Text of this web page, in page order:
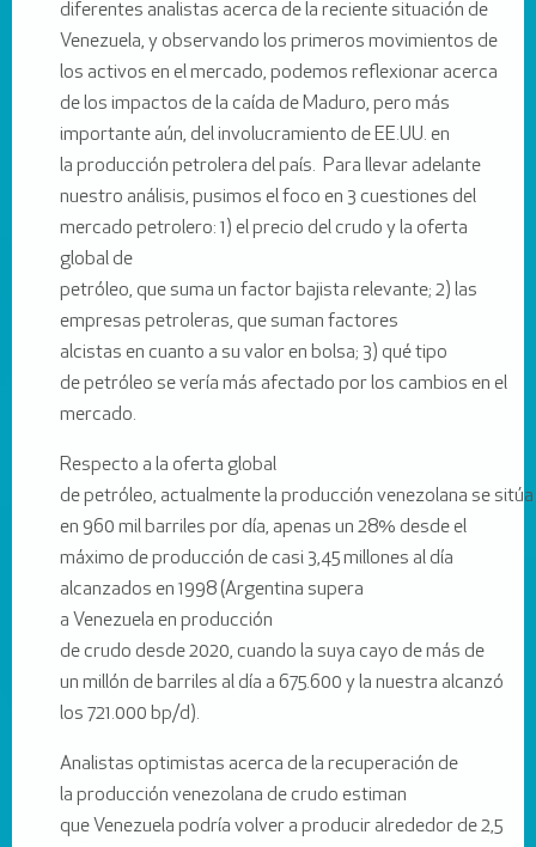
diferentes analistas acerca de la reciente situación de
Venezuela, y observando los primeros movimientos de
los activos en el mercado, podemos reflexionar acerca
de los impactos de la caída de Maduro, pero más
importante aún, del involucramiento de EE.UU. en
la producción petrolera del país. Para llevar adelante
nuestro análisis, pusimos el foco en 3 cuestiones del
mercado petrolero: 1) el precio del crudo y la oferta
global de
petróleo, que suma un factor bajista relevante; 2) las
empresas petroleras, que suman factores
alcistas en cuanto a su valor en bolsa; 3) qué tipo
de petróleo se vería más afectado por los cambios en el
mercado.
Respecto a la oferta global
de petróleo, actualmente la producción venezolana se sitúa
en 960 mil barriles por día, apenas un 28% desde el
máximo de producción de casi 3,45 millones al día
alcanzados en 1998 (Argentina supera
a Venezuela en producción
de crudo desde 2020, cuando la suya cayo de más de
un millón de barriles al día a 675.600 y la nuestra alcanzó
los 721.000 bp/d).
Analistas optimistas acerca de la recuperación de
la producción venezolana de crudo estiman
que Venezuela podría volver a producir alrededor de 2,5